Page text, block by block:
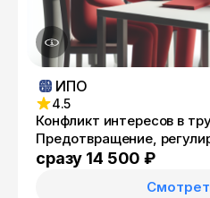
ИПО
4.5
Конфликт интересов в
Предотвращение,
сразу 14 500 ₽